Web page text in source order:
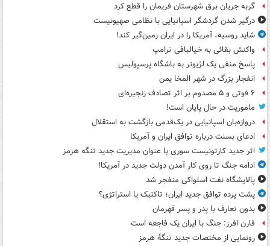
گربه جریان برق شهرستان فریمان را قطع کرد
درگیر شدن گردشگر اسپانیایی با نظامی صهیونیست
شاید روسیه، آمریکا را در ایران زمین‌گیر کند!
واکنش بقائی به خیالبافی ترامپ
پاسخ منفی یک لژیونر به باشگاه پرسپولیس
انفجار بزرگ در شهر المخا یمن
۶ فوتی و ۵ مصدوم بر اثر تصادف زنجیره‌ای
ماموریت در حال پایان است!
دروازه‌بان اسپانیایی در یک‌قدمی بازگشت به استقلال
ادعای بسنت درباره توافق ایران و آمریکا
اثر جدید کارتونیست سوری با عنوان مدیریت جدید تنگه هرمز
ادامه جنگ تا روی کار آمدن دولت جدید در آمریکا!
پالایشگاه نفت اسلواکی منفجر شد
پشت پرده توافق جدید ایران؛ تاکتیک یا استراتژی؟
بدون تعارف با پدر و پسر قهرمان
فارن افرز: جنگ با ایران یک فاجعه است
رونمایی از مختصات جدید تنگۀ هرمز